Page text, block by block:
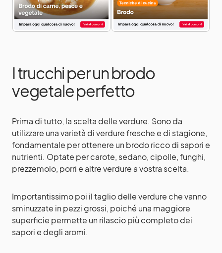
I trucchi per un brodo
vegetale perfetto
Prima di tutto, la scelta delle verdure. Sono da
utilizzare una varietà di verdure fresche e di stagione,
fondamentale per ottenere un brodo ricco di sapori e
nutrienti. Optate per carote, sedano, cipolle, funghi,
prezzemolo, porri e altre verdure a vostra scelta.
Importantissimo poi il taglio delle verdure che vanno
sminuzzate in pezzi grossi, poiché una maggiore
superficie permette un rilascio più completo dei
sapori e degli aromi.